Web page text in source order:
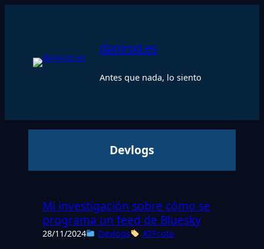
danirod.es
Antes que nada, lo siento
Devlogs
Mi investigación sobre cómo se
programa un feed de Bluesky
28/11/2024 Devlogs
ATProto